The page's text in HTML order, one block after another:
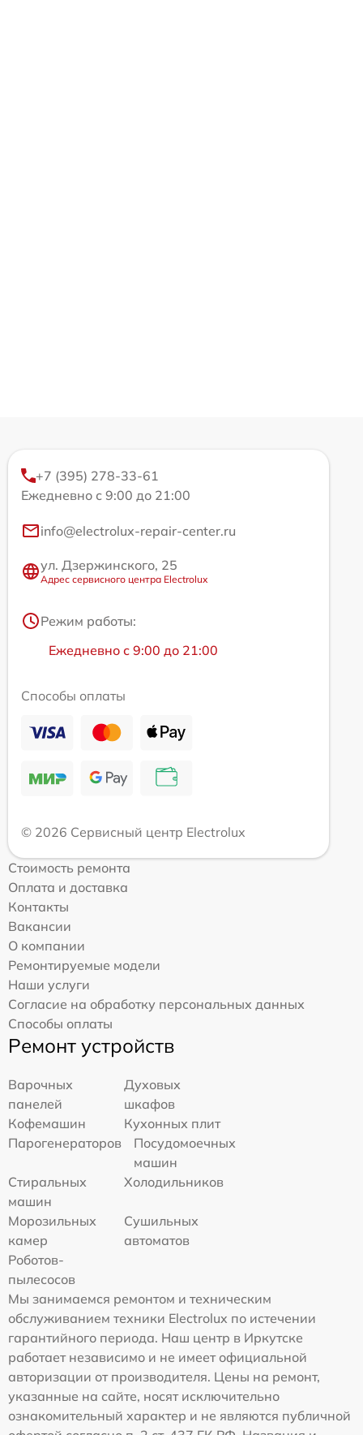
+7 (395) 278-33-61
Ежедневно с 9:00 до 21:00
info@electrolux-repair-center.ru
ул. Дзержинского, 25
Адрес сервисного центра Electrolux
Режим работы:
Ежедневно с 9:00 до 21:00
Способы оплаты
© 2026 Сервисный центр Electrolux
Стоимость ремонта
Оплата и доставка
Контакты
Вакансии
О компании
Ремонтируемые модели
Наши услуги
Согласие на обработку персональных данных
Способы оплаты
Ремонт устройств
Варочных
панелей
Духовых
шкафов
Кофемашин
Кухонных плит
Парогенераторов
Посудомоечных
машин
Стиральных
машин
Холодильников
Морозильных
камер
Сушильных
автоматов
Роботов-
пылесосов
Мы занимаемся ремонтом и техническим
обслуживанием техники Electrolux по истечении
гарантийного периода. Наш центр в Иркутске
работает независимо и не имеет официальной
авторизации от производителя. Цены на ремонт,
указанные на сайте, носят исключительно
ознакомительный характер и не являются публичной